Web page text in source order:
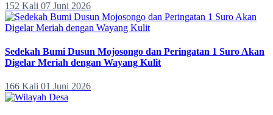
152 Kali 07 Juni 2026
Sedekah Bumi Dusun Mojosongo dan Peringatan 1 Suro Akan
Digelar Meriah dengan Wayang Kulit
166 Kali 01 Juni 2026